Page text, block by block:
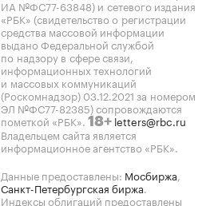
ИА №ФС77-63848) и сетевого издания
«РБК» (свидетельство о регистрации
средства массовой информации
выдано Федеральной службой
по надзору в сфере связи,
информационных технологий
и массовых коммуникаций
(Роскомнадзор) 03.12.2021 за номером
ЭЛ №ФС77-82385) сопровождаются
пометкой «РБК». 18+ letters@rbc.ru
Владельцем сайта является
информационное агентство «РБК».
Данные предоставлены: Мосбиржа,
Санкт-Петербургская биржа.
Индексы облигаций предоставлены